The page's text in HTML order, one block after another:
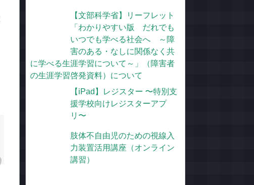
【文部科学省】リーフレット
「わかりやすい版 だれでも
いつでも学べる社会へ ～障
害のある・なしに関係なく共
に学べる生涯学習について～」（障害者
の生涯学習啓発資料）について
【iPad】レジスター 〜特別支
援学校向けレジスターアプ
リ〜
肢体不自由児のための視線入
力装置活用講座（オンライン
講習）